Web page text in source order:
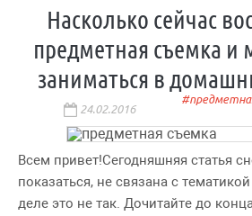
Насколько сейчас
предметная съемка
заниматься в
24.02.2016
Всем привет!Сегодняшняя статья
показаться, не связана с
деле это не так. Дочитайте до